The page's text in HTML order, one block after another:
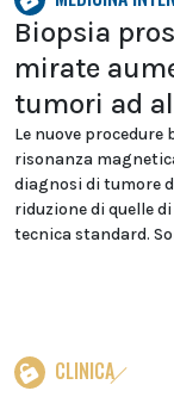
Biopsia
mirate
tumori ad
Le nuove
risonanza
diagnosi di tumore
riduzione di quelle
tecnica standard.
CLINICA